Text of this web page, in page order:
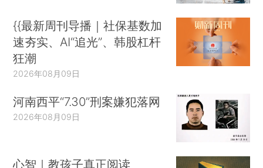
{{最新周刊导播｜社保基数加
速夯实、AI“追光”、韩股杠杆
狂潮
2026年08月09日
河南西平“7.30”刑案嫌犯落网
2026年08月09日
心智｜教孩子真正阅读